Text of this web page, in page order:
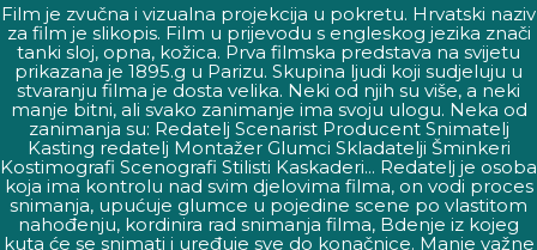
Film je zvučna i vizualna projekcija u pokretu. Hrvatski naziv
za film je slikopis. Film u prijevodu s engleskog jezika znači
tanki sloj, opna, kožica. Prva filmska predstava na svijetu
prikazana je 1895.g u Parizu. Skupina ljudi koji sudjeluju u
stvaranju filma je dosta velika. Neki od njih su više, a neki
manje bitni, ali svako zanimanje ima svoju ulogu. Neka od
zanimanja su: Redatelj Scenarist Producent Snimatelj
Kasting redatelj Montažer Glumci Skladatelji Šminkeri
Kostimografi Scenografi Stilisti Kaskaderi... Redatelj je osoba
koja ima kontrolu nad svim djelovima filma, on vodi proces
snimanja, upućuje glumce u pojedine scene po vlastitom
nahođenju, kordinira rad snimanja filma, Bdenje iz kojeg
kuta će se snimati i uređuje sve do konačnice. Manje važne